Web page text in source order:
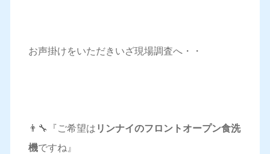
お声掛けをいただきいざ現場調査へ・・
👨‍🔧『ご希望は リンナイのフロントオープン食洗
機ですね』